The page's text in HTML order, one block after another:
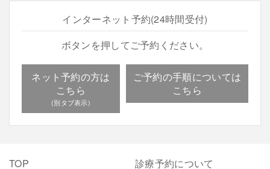
インターネット予約(24時間受付)
ボタンを押してご予約ください。
ネット予約の方は
こちら
ご予約の手順については
こちら
TOP 診療予約について